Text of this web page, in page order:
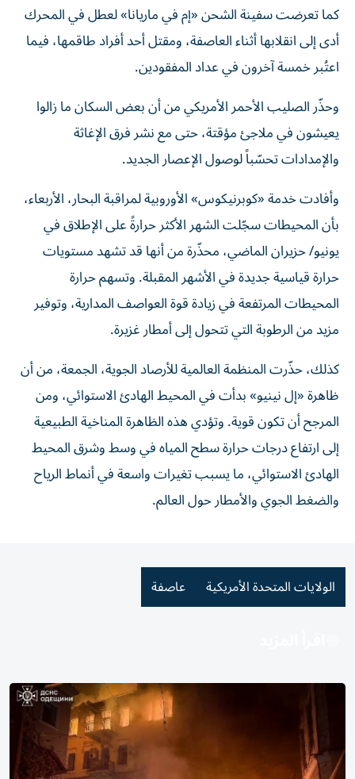
كما تعرضت سفينة الشحن «إم في ماريانا» لعطل في المحرك
أدى إلى انقلابها أثناء العاصفة، ومقتل أحد أفراد طاقمها، فيما
اعتُبر خمسة آخرون في عداد المفقودين.
وحذّر الصليب الأحمر الأمريكي من أن بعض السكان ما زالوا
يعيشون في ملاجئ مؤقتة، حتى مع نشر فرق الإغاثة
والإمدادات تحسّباً لوصول الإعصار الجديد.
وأفادت خدمة «كوبرنيكوس» الأوروبية لمراقبة البحار، الأربعاء،
بأن المحيطات سجّلت الشهر الأكثر حرارةً على الإطلاق في
يونيو/ حزيران الماضي، محذّرة من أنها قد تشهد مستويات
حرارة قياسية جديدة في الأشهر المقبلة. وتسهم حرارة
المحيطات المرتفعة في زيادة قوة العواصف المدارية، وتوفير
مزيد من الرطوبة التي تتحول إلى أمطار غزيرة.
كذلك، حذّرت المنظمة العالمية للأرصاد الجوية، الجمعة، من أن
ظاهرة «إل نينيو» بدأت في المحيط الهادئ الاستوائي، ومن
المرجح أن تكون قوية. وتؤدي هذه الظاهرة المناخية الطبيعية
إلى ارتفاع درجات حرارة سطح المياه في وسط وشرق المحيط
الهادئ الاستوائي، ما يسبب تغيرات واسعة في أنماط الرياح
والضغط الجوي والأمطار حول العالم.
الولايات المتحدة الأمريكية عاصفة